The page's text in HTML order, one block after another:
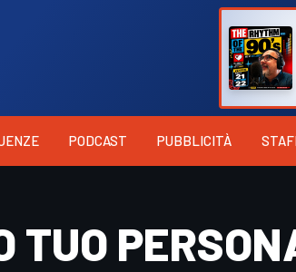
PODCAST PUBBLICITÀ
TUO